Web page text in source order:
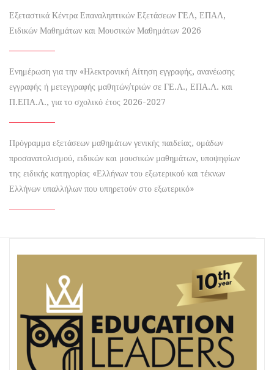
Εξεταστικά Κέντρα Επαναληπτικών Εξετάσεων ΓΕΛ, ΕΠΑΛ,
Ειδικών Μαθημάτων και Μουσικών Μαθημάτων 2026
Ενημέρωση για την «Ηλεκτρονική Αίτηση εγγραφής, ανανέωσης
εγγραφής ή μετεγγραφής μαθητών/τριών σε ΓΕ.Λ., ΕΠΑ.Λ. και
Π.ΕΠΑ.Λ., για το σχολικό έτος 2026-2027
Πρόγραμμα εξετάσεων μαθημάτων γενικής παιδείας, ομάδων
προσανατολισμού, ειδικών και μουσικών μαθημάτων, υποψηφίων
της ειδικής κατηγορίας «Ελλήνων του εξωτερικού και τέκνων
Ελλήνων υπαλλήλων που υπηρετούν στο εξωτερικό»